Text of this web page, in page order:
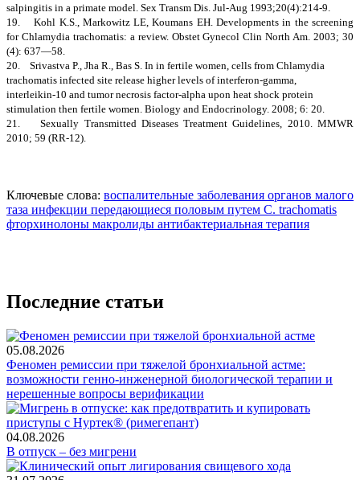
salpingitis in a primate model. Sex Transm Dis. Jul-Aug 1993;20(4):214-9.
19. Kohl K.S., Markowitz LE, Koumans EH. Developments in the screening
for Chlamydia trachomatis: a review. Obstet Gynecol Clin North Am. 2003; 30
(4): 637—58.
20. Srivastva P., Jha R., Bas S. In in fertile women, cells from Chlamydia
trachomatis infected site release higher levels of interferon-gamma,
interleikin-10 and tumor necrosis factor-alpha upon heat shock protein
stimulation then fertile women. Biology and Endocrinology. 2008; 6: 20.
21. Sexually Transmitted Diseases Treatment Guidelines, 2010. MMWR
2010; 59 (RR-12).
Ключевые слова: воспалительные заболевания органов малого
таза инфекции передающиеся половым путем С. trachomatis
фторхинолоны макролиды антибактериальная терапия
Последние статьи
05.08.2026
Феномен ремиссии при тяжелой бронхиальной астме:
возможности генно-инженерной биологической терапии и
нерешенные вопросы верификации
04.08.2026
В отпуск – без мигрени